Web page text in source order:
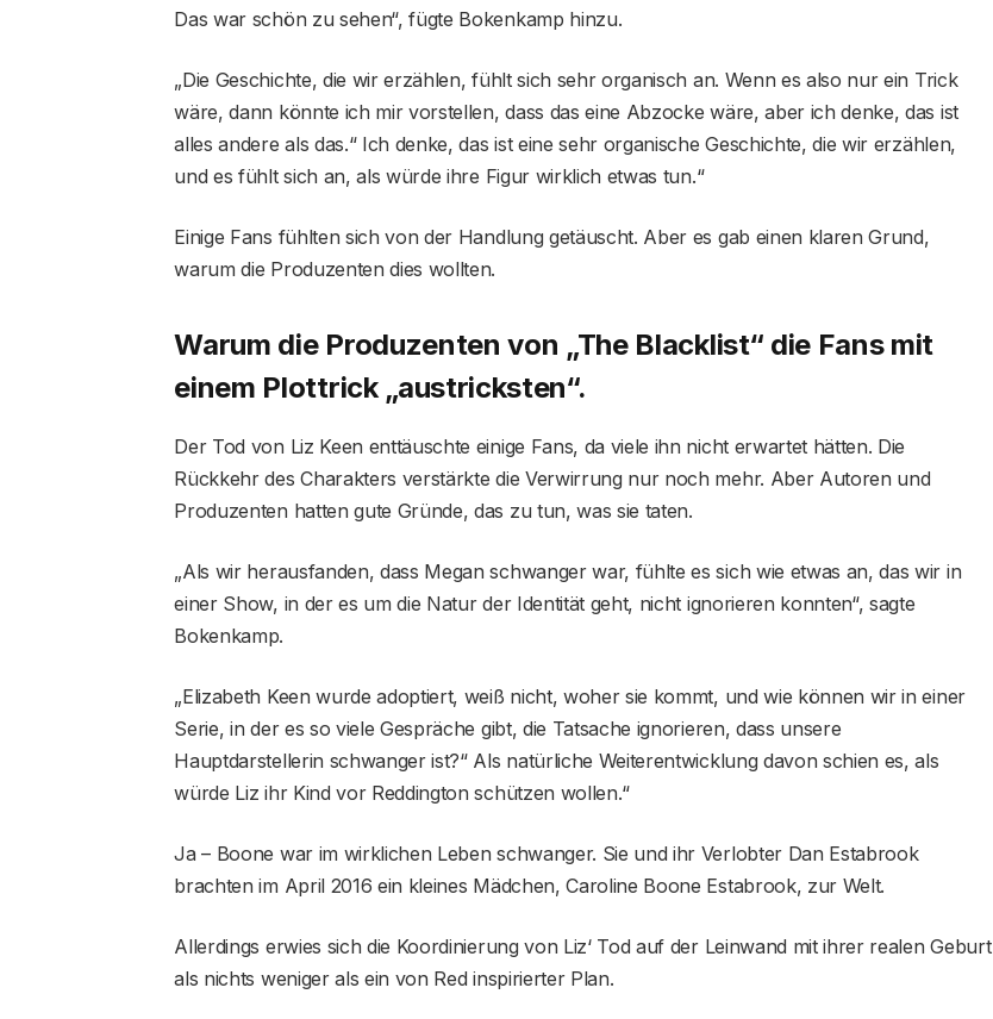
Das war schön zu sehen“, fügte Bokenkamp hinzu.
„Die Geschichte, die wir erzählen, fühlt sich sehr organisch an. Wenn es also nur ein Trick
wäre, dann könnte ich mir vorstellen, dass das eine Abzocke wäre, aber ich denke, das ist
alles andere als das.“ Ich denke, das ist eine sehr organische Geschichte, die wir erzählen,
und es fühlt sich an, als würde ihre Figur wirklich etwas tun.“
Einige Fans fühlten sich von der Handlung getäuscht. Aber es gab einen klaren Grund,
warum die Produzenten dies wollten.
Warum die Produzenten von „The Blacklist“ die Fans mit
einem Plottrick „austricksten“.
Der Tod von Liz Keen enttäuschte einige Fans, da viele ihn nicht erwartet hätten. Die
Rückkehr des Charakters verstärkte die Verwirrung nur noch mehr. Aber Autoren und
Produzenten hatten gute Gründe, das zu tun, was sie taten.
„Als wir herausfanden, dass Megan schwanger war, fühlte es sich wie etwas an, das wir in
einer Show, in der es um die Natur der Identität geht, nicht ignorieren konnten“, sagte
Bokenkamp.
„Elizabeth Keen wurde adoptiert, weiß nicht, woher sie kommt, und wie können wir in einer
Serie, in der es so viele Gespräche gibt, die Tatsache ignorieren, dass unsere
Hauptdarstellerin schwanger ist?“ Als natürliche Weiterentwicklung davon schien es, als
würde Liz ihr Kind vor Reddington schützen wollen.“
Ja – Boone war im wirklichen Leben schwanger. Sie und ihr Verlobter Dan Estabrook
brachten im April 2016 ein kleines Mädchen, Caroline Boone Estabrook, zur Welt.
Allerdings erwies sich die Koordinierung von Liz‘ Tod auf der Leinwand mit ihrer realen Geburt
als nichts weniger als ein von Red inspirierter Plan.